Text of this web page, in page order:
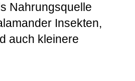
Nahrungsquelle
Insekten,
auch kleinere